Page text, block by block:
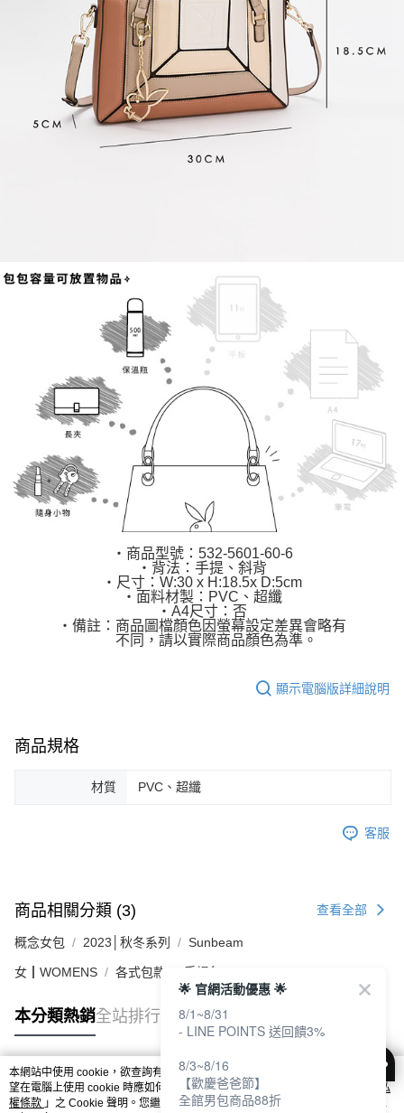
‧商品型號：532-5601-60-6
‧背法：手提、斜背
‧尺寸：W:30 x H:18.5x D:5cm
‧面料材製：PVC、超纖
‧A4尺寸：否
‧備註：商品圖檔顏色因螢幕設定差異會略有
不同，請以實際商品顏色為準。
顯示電腦版詳細說明
商品規格
材質 PVC、超纖
客服
商品相關分類 (3) 查看全部
概念女包 2023│秋冬系列 Sunbeam
女┃WOMENS 各式包款 手提包
本分類熱銷全站排行
熱門標籤
本網站中使用 cookie，欲查詢有關本網站使用 cookie 方式之詳情，及若您不希
望在電腦上使用 cookie 時應如何變更電腦的 cookie 設定，請參閱本網站「
隱私
權條款 」之 Cookie 聲明。您繼續使用本網站即表示您同意本公司得按本網站使
🌟 官網活動優惠 🌟
8/1~8/31
- LINE POINTS 送回饋3%
8/3~8/16
【歡慶爸爸節】
全館男包商品88折